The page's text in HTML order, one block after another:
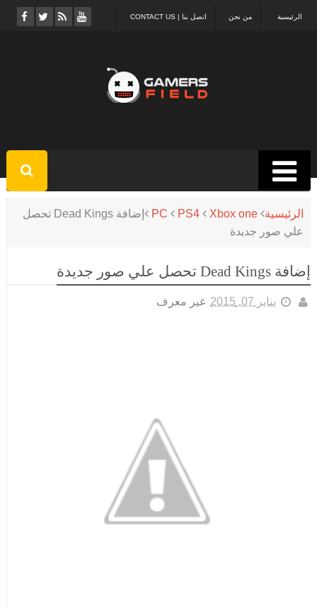
اتصل بنا | CONTACT US من نحن الرئيسية
الرئيسية PC PS4 Xbox one
إضافة Dead Kings تحصل
علي صور جديدة
إضافة Dead Kings تحصل علي صور جديدة
غير معرف يناير 07, 2015